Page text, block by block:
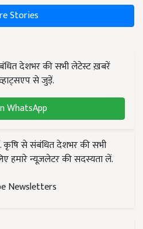
Stories
देशभर की सभी लेटेस्ट ख़बरें
से जुड़ें.
WhatsApp
कृषि से संबंधित देशभर की सभी
हमारे न्यूज़लेटर की सदस्यता लें.
Newsletters